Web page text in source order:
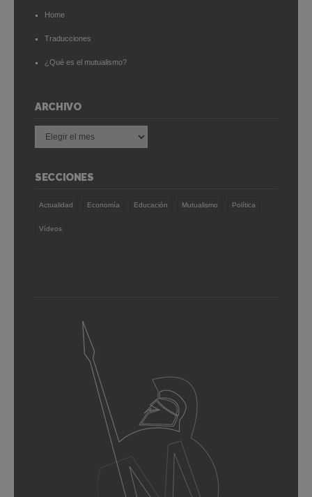
Home
Traducciones
¿Qué es el mutualismo?
ARCHIVO
Archivo
SECCIONES
Actualidad Economía Educación Mutualismo Política
Vídeos